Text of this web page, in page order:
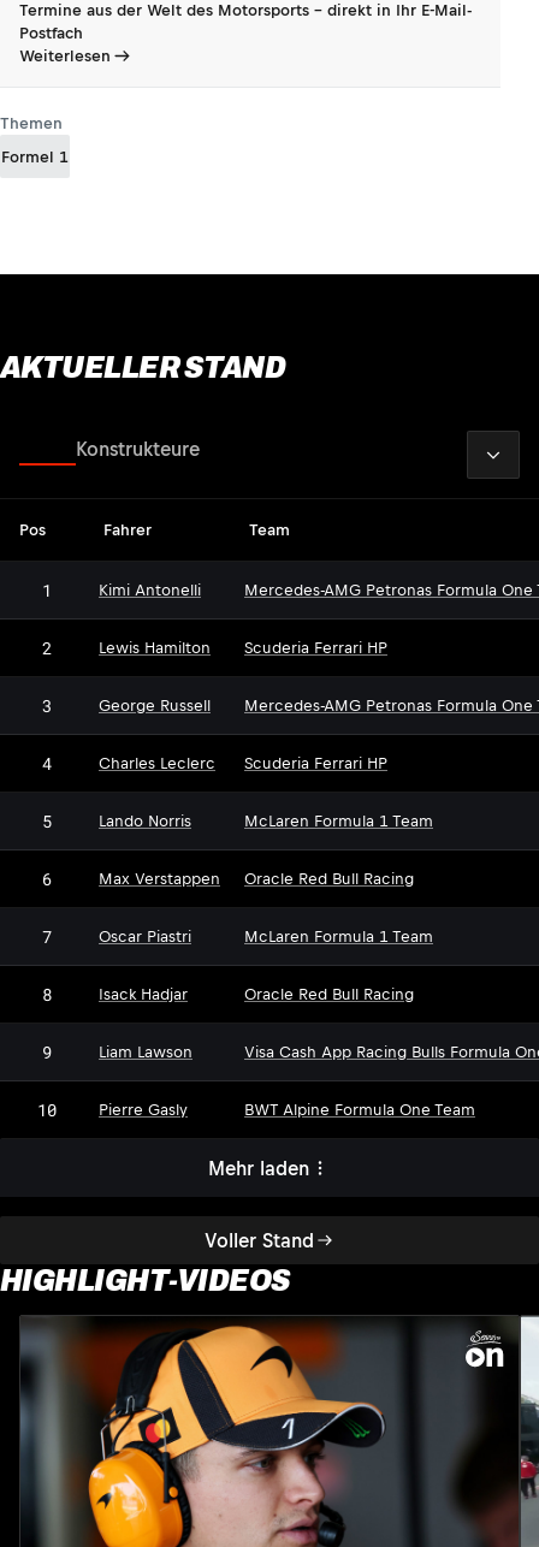
Termine aus der Welt des Motorsports - direkt in Ihr E-Mail-
Postfach
Weiterlesen
Themen
Formel 1
AKTUELLER STAND
Voller Stand
Konstrukteure
Pos Fahrer Team
1 Kimi Antonelli Mercedes-AMG Petronas Formula One
2 Lewis Hamilton Scuderia Ferrari HP
3 George Russell Mercedes-AMG Petronas Formula One
4 Charles Leclerc Scuderia Ferrari HP
5 Lando Norris McLaren Formula 1 Team
6 Max Verstappen Oracle Red Bull Racing
7 Oscar Piastri McLaren Formula 1 Team
8 Isack Hadjar Oracle Red Bull Racing
9 Liam Lawson Visa Cash App Racing Bulls Formula
10 Pierre Gasly BWT Alpine Formula One Team
Mehr laden
HIGHLIGHT-VIDEOS